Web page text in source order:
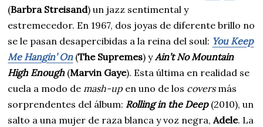
(Barbra Streisand) un jazz sentimental y
estremecedor. En 1967, dos joyas de diferente brillo no
se le pasan desapercibidas a la reina del soul: You Keep
Me Hangin’ On(The Supremes) yAin’t No Mountain
High Enough (Marvin Gaye). Esta última en realidad se
cuela a modo de mash-up en uno de los coversmás
sorprendentes del álbum: Rolling in the Deep(2010), un
salto a una mujer de raza blanca y voz negra,Adele. La